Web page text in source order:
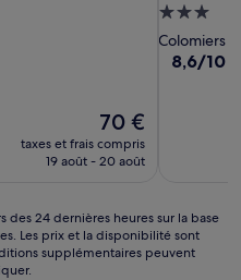
Le
nouveau
prix
70 €
70 €
taxes et frais compris
19 août - 20 août
3.0 étoiles
Colomiers
8.6
8,6/10
des 24 dernières heures sur la base
Les prix et la disponibilité sont
supplémentaires peuvent